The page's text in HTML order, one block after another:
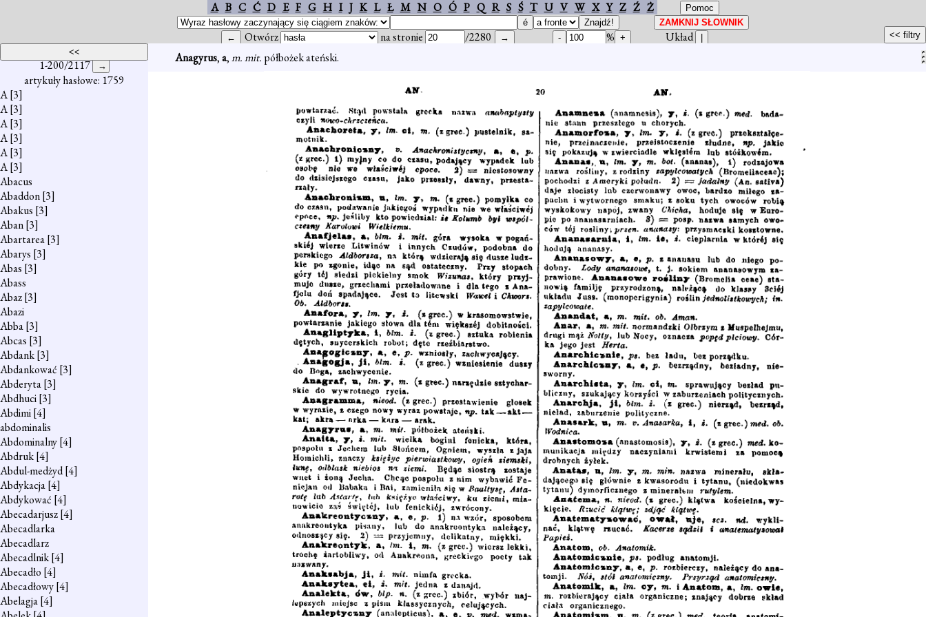
A B C Ć D E F G H I J K L Ł M N O Ó P Q R S Ś T U V W X Y Z Ź Ż
Otwórz na stronie /2280 %
Układ
1-200/2117
artykuły hasłowe: 1759
A[3]
A[3]
A[3]
A[3]
A[3]
A[3]
Abacus
Abaddon[3]
Abakus [3]
Aban[3]
Abartarea[3]
Abarys [3]
Abas [3]
Abass
Abaz[3]
Abazi
Abba[3]
Abcas [3]
Abdank[3]
Abdankować [3]
Abderyta[3]
Abdhuci[3]
Abdimi[4]
abdominalis
Abdominalny[4]
Abdruk[4]
Abdul-medżyd[4]
Abdykacja[4]
Abdykować [4]
Abecadarjusz[4]
Abecadlarka
Abecadlarz
Abecadlnik[4]
Abecadło [4]
Abecadłowy[4]
Abelagja[4]
Anagyrus,a,m. mit. półbożek ateński.